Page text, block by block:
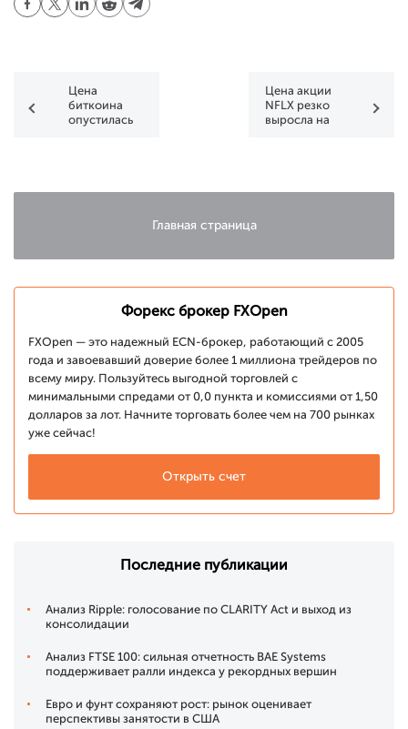
Цена
биткоина
опустилась
Цена акции
NFLX резко
выросла на
Главная страница
Форекс брокер FXOpen
FXOpen — это надежный ECN-брокер, работающий с 2005
года и завоевавший доверие более 1 миллиона трейдеров по
всему миру. Пользуйтесь выгодной торговлей с
минимальными спредами от 0,0 пункта и комиссиями от 1,50
долларов за лот. Начните торговать более чем на 700 рынках
уже сейчас!
Открыть счет
Последние публикации
Анализ Ripple: голосование по CLARITY Act и выход из
консолидации
Анализ FTSE 100: сильная отчетность BAE Systems
поддерживает ралли индекса у рекордных вершин
Евро и фунт сохраняют рост: рынок оценивает
перспективы занятости в США